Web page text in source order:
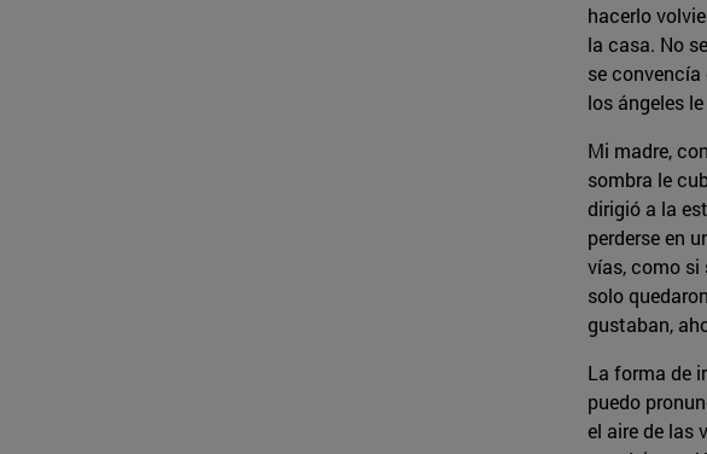
hacerlo
la casa. No
se
los ángeles
Mi madre,
sombra le
dirigió a la
perderse en
vías, como si
solo
gustaban,
La forma de
puedo
el aire de las